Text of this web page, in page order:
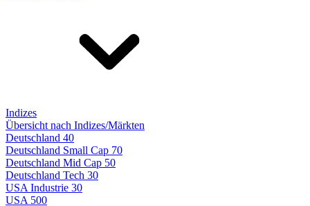
Indizes
Übersicht nach Indizes/Märkten
Deutschland 40
Deutschland Small Cap 70
Deutschland Mid Cap 50
Deutschland Tech 30
USA Industrie 30
USA 500